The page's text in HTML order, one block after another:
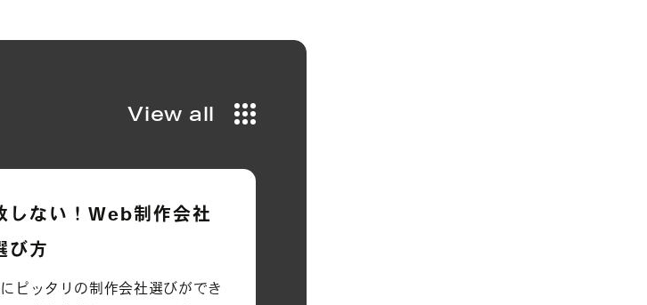
View all
しない！Web制作会社
び方
ピッタリの制作会社選びができ